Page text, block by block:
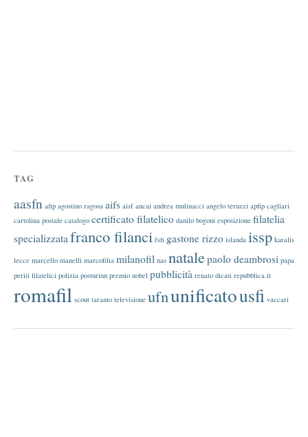
TAG
aasfn afip agostino ragosa aifs aisf ancai andrea mulinacci angelo teruzzi apfip cagliari
cartolina postale catalogo certificato filatelico danilo bogoni esposizione filatelia
specializzata franco filanci fsfi gastone rizzo islanda issp karalis
lecce marcello manelli marcofilia milanofil nas natalepaolo deambrosi papa
periti filatelici polizia posturinn premio nobel pubblicità renato dicati repubblica.it
romafil scout taranto televisione ufnunificatousfi vaccari